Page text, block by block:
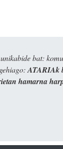
bat:
ATARIAk
hamarna